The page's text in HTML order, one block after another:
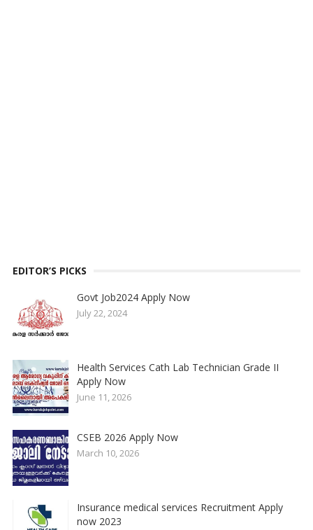
EDITOR’S PICKS
Govt Job2024 Apply Now
July 22, 2024
Health Services Cath Lab Technician Grade II
Apply Now
June 11, 2026
CSEB 2026 Apply Now
March 10, 2026
Insurance medical services Recruitment Apply
now 2023